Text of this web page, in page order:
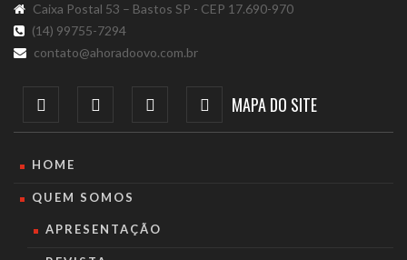
Caixa Postal 53 – Bastos SP - CEP 17.690-970
(14) 99755-7294
contato@ahoradoovo.com.br
MAPA DO SITE
HOME
QUEM SOMOS
APRESENTAÇÃO